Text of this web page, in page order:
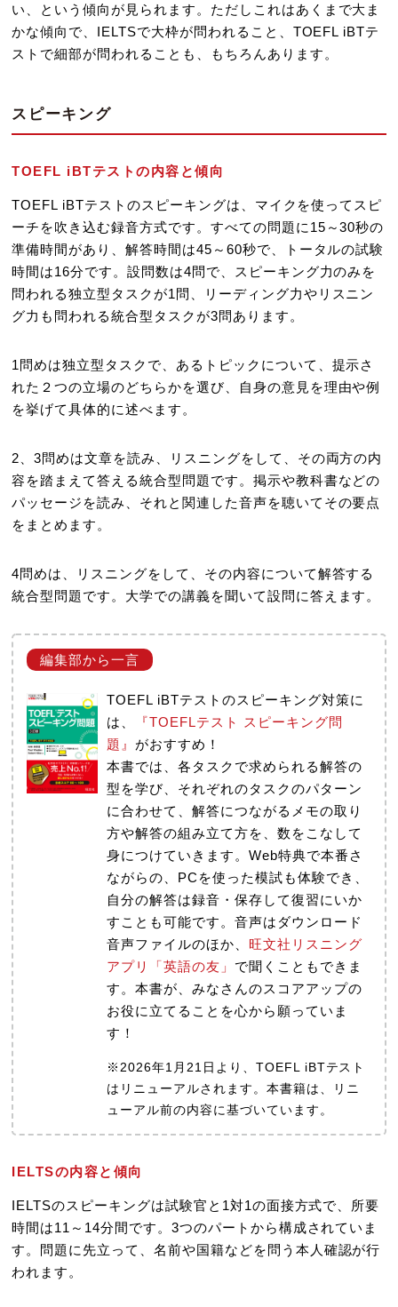
い、という傾向が見られます。ただしこれはあくまで大ま
かな傾向で、IELTSで大枠が問われること、TOEFL iBTテ
ストで細部が問われることも、もちろんあります。
スピーキング
TOEFL iBTテストの内容と傾向
TOEFL iBTテストのスピーキングは、マイクを使ってスピ
ーチを吹き込む録音方式です。すべての問題に15～30秒の
準備時間があり、解答時間は45～60秒で、トータルの試験
時間は16分です。設問数は4問で、スピーキング力のみを
問われる独立型タスクが1問、リーディング力やリスニン
グ力も問われる統合型タスクが3問あります。
1問めは独立型タスクで、あるトピックについて、提示さ
れた２つの立場のどちらかを選び、自身の意見を理由や例
を挙げて具体的に述べます。
2、3問めは文章を読み、リスニングをして、その両方の内
容を踏まえて答える統合型問題です。掲示や教科書などの
パッセージを読み、それと関連した音声を聴いてその要点
をまとめます。
4問めは、リスニングをして、その内容について解答する
統合型問題です。大学での講義を聞いて設問に答えます。
TOEFL iBTテストのスピーキング対策に
は、
『TOEFLテスト スピーキング問
題』 がおすすめ！
本書では、各タスクで求められる解答の
型を学び、それぞれのタスクのパターン
に合わせて、解答につながるメモの取り
方や解答の組み立て方を、数をこなして
身につけていきます。Web特典で本番さ
ながらの、PCを使った模試も体験でき、
自分の解答は録音・保存して復習にいか
すことも可能です。音声はダウンロード
音声ファイルのほか、 旺文社リスニング
アプリ「英語の友」 で聞くこともできま
す。本書が、みなさんのスコアアップの
お役に立てることを心から願っていま
す！
※2026年1月21日より、TOEFL iBTテスト
はリニューアルされます。本書籍は、リニ
ューアル前の内容に基づいています。
IELTSの内容と傾向
IELTSのスピーキングは試験官と1対1の面接方式で、所要
時間は11～14分間です。3つのパートから構成されていま
す。問題に先立って、名前や国籍などを問う本人確認が行
われます。